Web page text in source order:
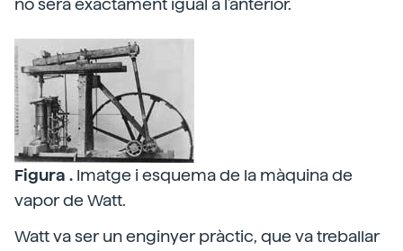
no serà exactament igual a l'anterior.
Figura . Imatge i esquema de la màquina de
vapor de Watt.
Watt va ser un enginyer pràctic, que va treballar